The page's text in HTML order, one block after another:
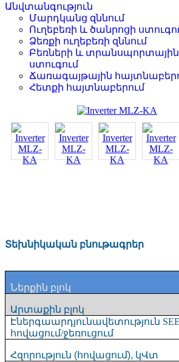
Անվտանգություն
Մարդկանց զննում
Ուղեբեռի և ծանրոցի
Ձեռքի ուղեբեռի զննում
Բեռների և տրանսպորտային
ստուգում
Ճառագայթային
Հետքի հայտնաբերում
Տեխնիկական բնութագրեր
Ներքին բլոկ
Արտաքին բլոկ
Էներգաարդյունավետություն
հովացում/ջեռուցում
Հզորություն (հովացում), կՎտ